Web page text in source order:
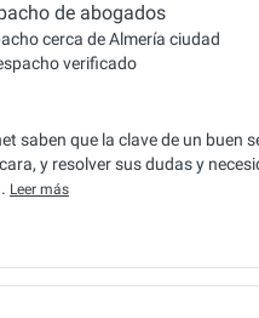
de abogados
cerca de Almería ciudad
verificado
saben que la clave de un buen
y resolver sus dudas y
Leer más